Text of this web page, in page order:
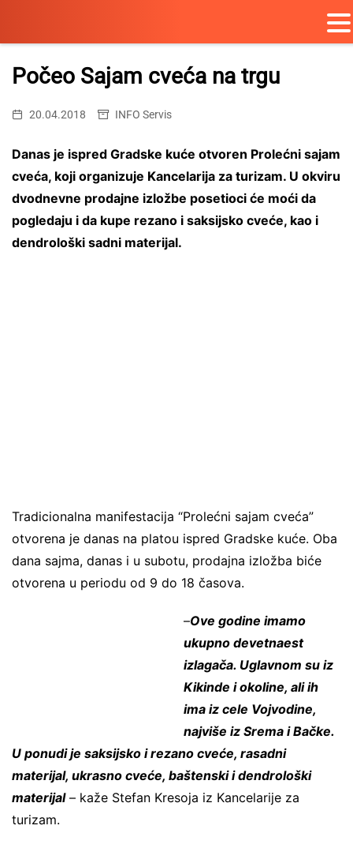
Skip
content
Počeo Sajam cveća na trgu
20.04.2018 INFO Servis
Danas je ispred Gradske kuće otvoren Prolećni sajam
cveća, koji organizuje Kancelarija za turizam. U okviru
dvodnevne prodajne izložbe posetioci će moći da
pogledaju i da kupe rezano i saksijsko cveće, kao i
dendrološki sadni materijal.
Tradicionalna manifestacija “Prolećni sajam cveća”
otvorena je danas na platou ispred Gradske kuće. Oba
dana sajma, danas i u subotu, prodajna izložba biće
otvorena u periodu od 9 do 18 časova.
–Ove godine imamo
ukupno devetnaest
izlagača. Uglavnom su iz
Kikinde i okoline, ali ih
ima iz cele Vojvodine,
najviše iz Srema i Bačke.
U ponudi je saksijsko i rezano cveće, rasadni
materijal, ukrasno cveće, baštenski i dendrološki
materijal – kaže Stefan Kresoja iz Kancelarije za
turizam.